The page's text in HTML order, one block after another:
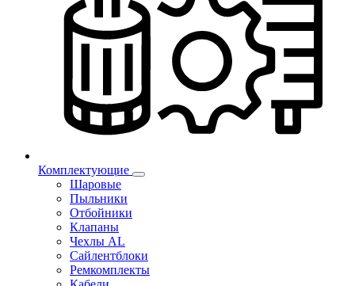
Комплектующие
Шаровые
Пыльники
Отбойники
Клапаны
Чехлы AL
Сайлентблоки
Ремкомплекты